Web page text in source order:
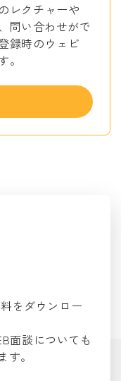
レクチャーや
問い合わせがで
録時のウェビ
をダウンロー
面談についても
。